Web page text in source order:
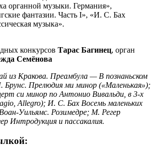
органной музыки. Германия»,
фантазии. Часть I», «И. С. Бах
музыка».
конкурсов Тарас Багинец, орган
Семёнова
из Кракова. Преамбула — В познаньском
Брунс. Прелюдия ми минор («Маленькая»);
си минор по Антонио Вивальди, в 3-х
Allegro); И. С. Бах Восемь маленьких
Уильямс. Розимедре; М. Регер
Интродукция и пассакалия.